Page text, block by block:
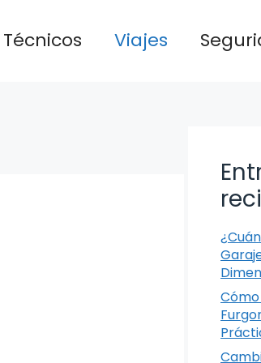
Viajes